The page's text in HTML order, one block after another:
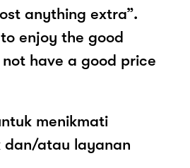
anything extra”.
enjoy the good
have a good price
menikmati
dan/atau layanan